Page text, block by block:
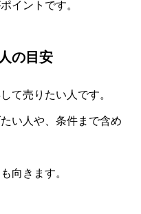
イントです。
の目安
て売りたい人です。
い人や、条件まで含め
向きます。